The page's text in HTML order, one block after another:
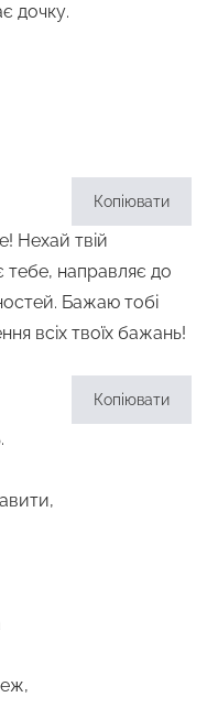
дочку.
Копіювати
Нехай твій
направляє до
Бажаю тобі
всіх твоїх бажань!
Копіювати